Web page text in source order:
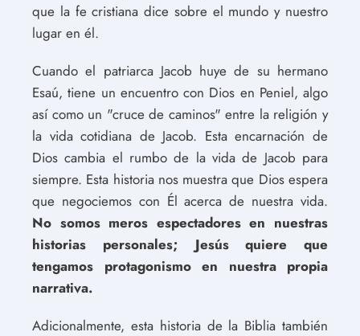
que la fe cristiana dice sobre el mundo y nuestro
lugar en él.
Cuando el patriarca Jacob huye de su hermano
Esaú, tiene un encuentro con Dios en Peniel, algo
así como un "cruce de caminos" entre la religión y
la vida cotidiana de Jacob. Esta encarnación de
Dios cambia el rumbo de la vida de Jacob para
siempre. Esta historia nos muestra que Dios espera
que negociemos con Él acerca de nuestra vida.
No somos meros espectadores en nuestras
historias personales; Jesús quiere que
tengamos protagonismo en nuestra propia
narrativa.
Adicionalmente, esta historia de la Biblia también